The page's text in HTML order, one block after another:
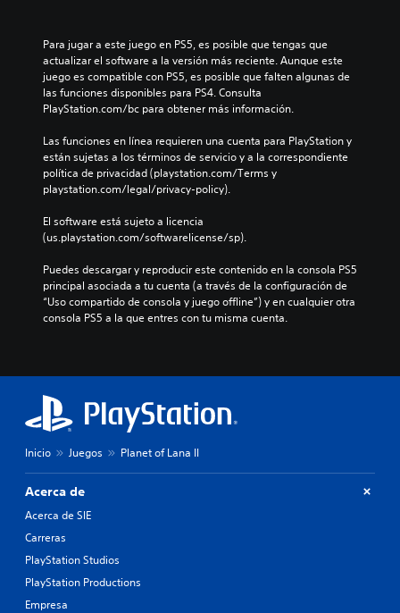
Para jugar a este juego en PS5, es posible que tengas que
actualizar el software a la versión más reciente. Aunque este
juego es compatible con PS5, es posible que falten algunas de
las funciones disponibles para PS4. Consulta
PlayStation.com/bc para obtener más información.
Las funciones en línea requieren una cuenta para PlayStation y
están sujetas a los términos de servicio y a la correspondiente
política de privacidad (playstation.com/Terms y
playstation.com/legal/privacy-policy).
El software está sujeto a licencia
(us.playstation.com/softwarelicense/sp).
Puedes descargar y reproducir este contenido en la consola PS5
principal asociada a tu cuenta (a través de la configuración de
“Uso compartido de consola y juego offline”) y en cualquier otra
consola PS5 a la que entres con tu misma cuenta.
Inicio Juegos Planet of Lana II
Acerca de
Acerca de SIE
Carreras
PlayStation Studios
PlayStation Productions
Empresa